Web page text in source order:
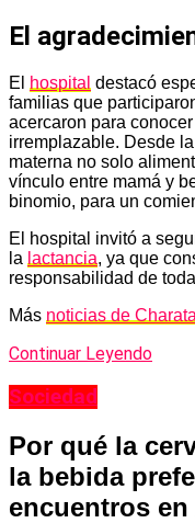
El
El hospital destacó
familias que
acercaron para
irremplazable. Desde
materna no solo
vínculo entre mamá y
binomio, para un
El hospital invitó a
la lactancia, ya que
responsabilidad de
Más noticias de Charata
Continuar Leyendo
Sociedad
Por qué la
la bebida
encuentros